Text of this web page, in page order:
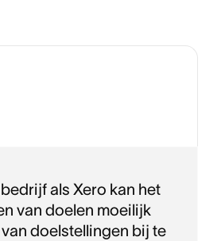
als Xero kan het
van doelen moeilijk
doelstellingen bij te